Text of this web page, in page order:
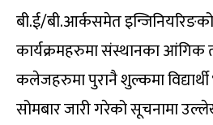
बी.ई/बी.आर्कसमेत
कार्यक्रमहरुमा संस्थानका आंगिक
कलेजहरुमा पुरानै शुल्कमा
सोमबार जारी गरेको सूचनामा